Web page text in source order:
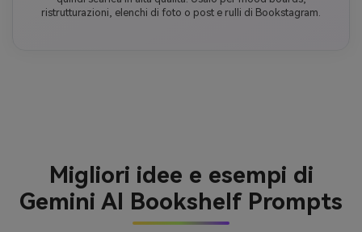
ristrutturazioni, elenchi di foto o post e rulli di Bookstagram.
Migliori idee e esempi di
Gemini AI Bookshelf Prompts